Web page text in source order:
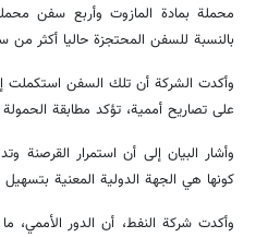
بالنسبة للسفن المحتجزة حاليا أكثر من
وأكدت الشركة أن تلك السفن استكملت
على تصاريح أممية، تؤكد مطابقة
وأشار البيان إلى أن استمرار القرصنة
كونها هي الجهة الدولية المعنية
وأكدت شركة النفط، أن الدور الأممي،